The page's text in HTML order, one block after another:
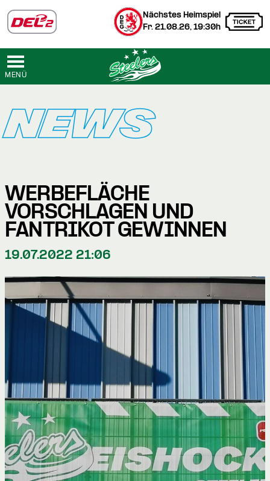
Nächstes Heimspiel
Fr. 21.08.26, 19:30h
MENÜ
NEWS
WERBEFLÄCHE
VORSCHLAGEN UND
FANTRIKOT GEWINNEN
19.07.2022 21:06